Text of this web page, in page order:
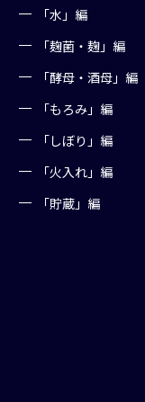
「水」編
「麹菌・麹」編
「酵母・酒母」編
「もろみ」編
「しぼり」編
「火入れ」編
「貯蔵」編